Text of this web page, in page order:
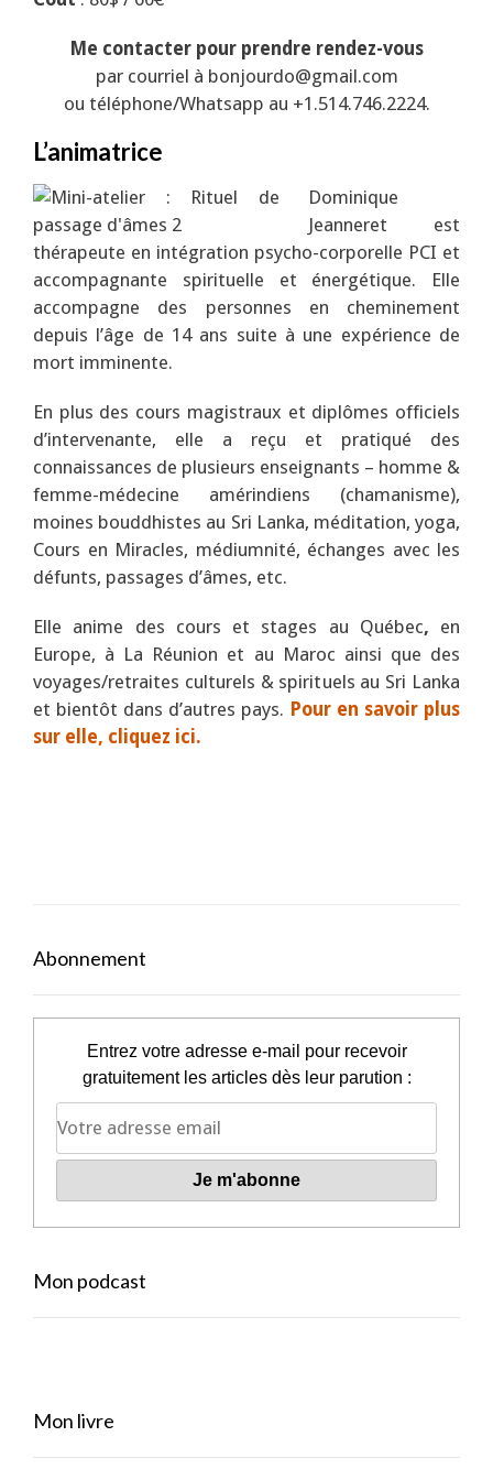
Me contacter pour prendre rendez-vous
par courriel à bonjourdo@gmail.com
ou téléphone/Whatsapp au +1.514.746.2224.
L’animatrice
Dominique
Jeanneret est
thérapeute en intégration psycho-corporelle PCI et
accompagnante spirituelle et énergétique. Elle
accompagne des personnes en cheminement
depuis l’âge de 14 ans suite à une expérience de
mort imminente.
En plus des cours magistraux et diplômes officiels
d’intervenante, elle a reçu et pratiqué des
connaissances de plusieurs enseignants – homme &
femme-médecine amérindiens (chamanisme),
moines bouddhistes au Sri Lanka, méditation, yoga,
Cours en Miracles, médiumnité, échanges avec les
défunts, passages d’âmes, etc.
Elle anime des cours et stages au Québec, en
Europe, à La Réunion et au Maroc ainsi que des
voyages/retraites culturels & spirituels au Sri Lanka
et bientôt dans d’autres pays. Pour en savoir plus
sur elle, cliquez ici.
Abonnement
Entrez votre adresse e-mail pour recevoir
gratuitement les articles dès leur parution :
Mon podcast
Mon livre